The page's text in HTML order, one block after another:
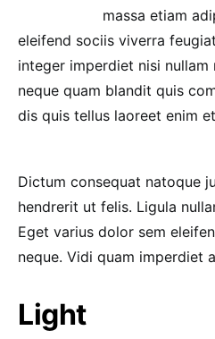
massa etiam
eleifend sociis viverra
integer imperdiet nisi nullam
neque quam blandit quis
dis quis tellus laoreet enim
Dictum consequat natoque
hendrerit ut felis. Ligula
Eget varius dolor sem
neque. Vidi quam imperdiet
Light